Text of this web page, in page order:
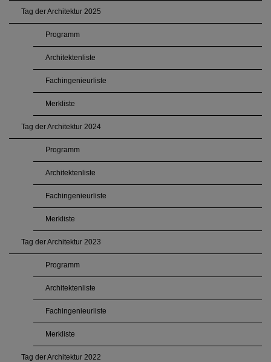
Tag der Architektur 2025
Programm
Architektenliste
Fachingenieurliste
Merkliste
Tag der Architektur 2024
Programm
Architektenliste
Fachingenieurliste
Merkliste
Tag der Architektur 2023
Programm
Architektenliste
Fachingenieurliste
Merkliste
Tag der Architektur 2022